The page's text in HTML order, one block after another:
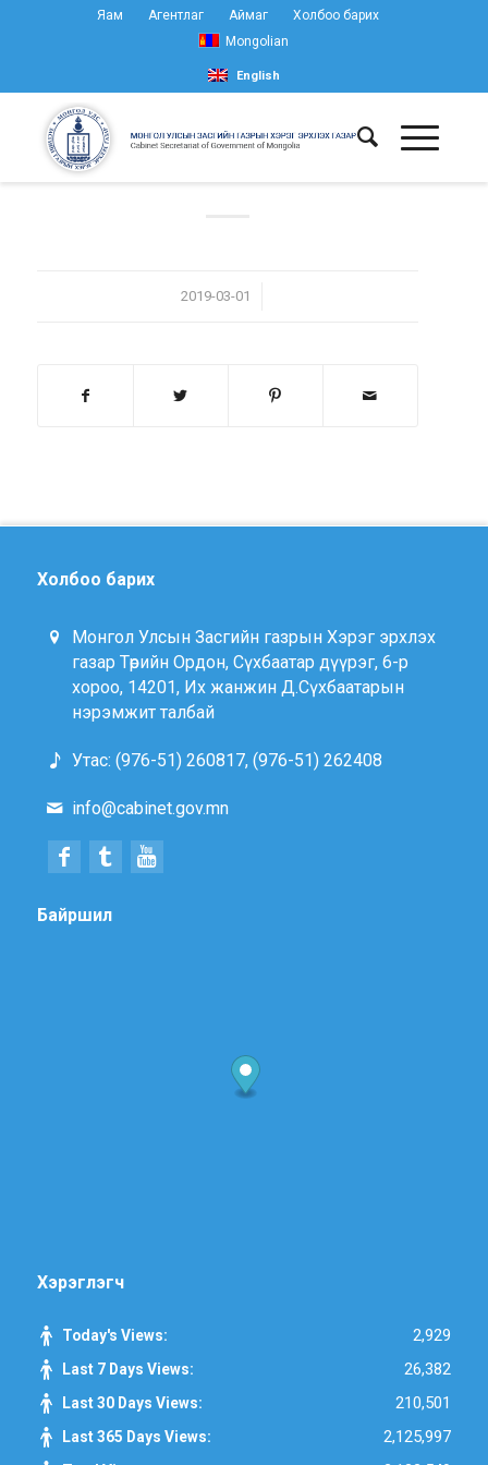
Яам Агентлаг Аймаг
Холбоо барих
Mongolian
English
2019-03-01
/
Холбоо барих
Монгол Улсын Засгийн газрын Хэрэг эрхлэх
газар Төрийн Ордон, Сүхбаатар дүүрэг, 6-р
хороо, 14201, Их жанжин Д.Сүхбаатарын
нэрэмжит талбай
Утас: (976-51) 260817, (976-51) 262408
info@cabinet.gov.mn
Байршил
Хэрэглэгч
Today's Views: 2,929
Last 7 Days Views: 26,382
Last 30 Days Views: 210,501
Last 365 Days Views: 2,125,997